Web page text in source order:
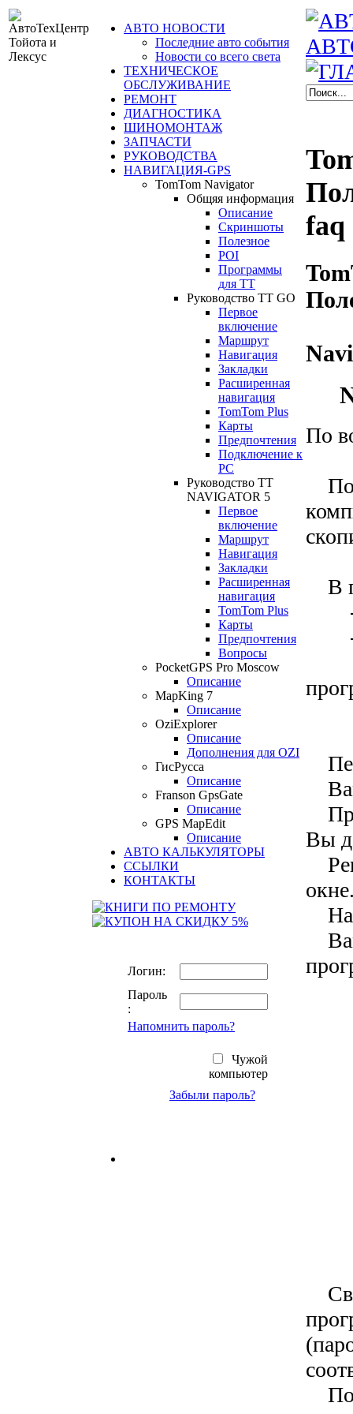
АВТО НОВОСТИ
Последние авто события
Новости со всего света
ТЕХНИЧЕСКОЕ
ОБСЛУЖИВАНИЕ
РЕМОНТ
ДИАГНОСТИКА
ШИНОМОНТАЖ
ЗАПЧАСТИ
РУКОВОДСТВА
НАВИГАЦИЯ-GPS
TomTom Navigator
Общяя информация
Описание
Скриншоты
Полезное
POI
Программы
для ТТ
Руководство TT GO
Первое
включение
Маршрут
Навигация
Закладки
Расширенная
навигация
TomTom Plus
Карты
Предпочтения
Подключение к
РС
Руководство TT
NAVIGATOR 5
Первое
включение
Маршрут
Навигация
Закладки
Расширенная
навигация
TomTom Plus
Карты
Предпочтения
Вопросы
PocketGPS Pro Moscow
Описание
MapKing 7
Описание
OziExplorer
Описание
Дополнения для OZI
ГисРусса
Описание
Franson GpsGate
Описание
GPS MapEdit
Описание
АВТО КАЛЬКУЛЯТОРЫ
ССЫЛКИ
КОНТАКТЫ
Логин:
Пароль
:
Напомнить пароль?
Чужой
компьютер
Забыли пароль?
faq
По
В
-
-
Вы